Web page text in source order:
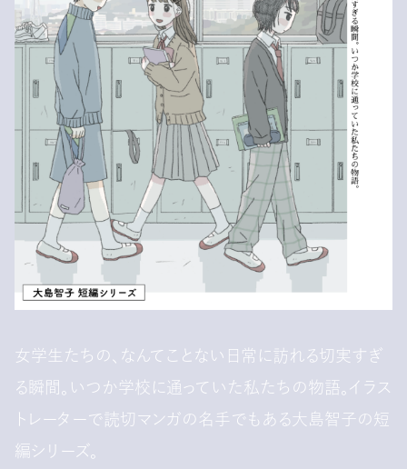
女学生たちの、なんてことない日常に訪れる切実すぎ
る瞬間。いつか学校に通っていた私たちの物語。イラス
トレーターで読切マンガの名手でもある大島智子の短
編シリーズ。